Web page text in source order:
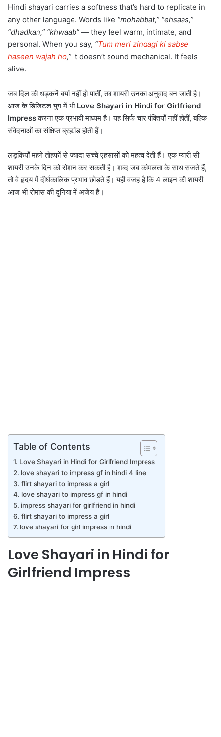
Hindi shayari carries a softness that’s hard to replicate in
any other language. Words like “mohabbat,” “ehsaas,”
“dhadkan,” “khwaab” — they feel warm, intimate, and
personal. When you say, “Tum meri zindagi ki sabse
haseen wajah ho,” it doesn’t sound mechanical. It feels
alive.
जब दिल की धड़कनें बयां नहीं हो पातीं, तब शायरी उनका अनुवाद बन जाती है।
आज के डिजिटल युग में भी Love Shayari in Hindi for Girlfriend
Impressकरना एक प्रभावी माध्यम है। यह सिर्फ चार पंक्तियाँ नहीं होतीं, बल्कि
संवेदनाओं का संक्षिप्त ब्रह्मांड होती हैं।
लड़कियाँ महंगे तोहफों से ज्यादा सच्चे एहसासों को महत्व देती हैं। एक प्यारी सी
शायरी उनके दिन को रोशन कर सकती है। शब्द जब कोमलता के साथ सजते हैं,
तो वे हृदय में दीर्घकालिक प्रभाव छोड़ते हैं। यही वजह है कि 4 लाइन की शायरी
आज भी रोमांस की दुनिया में अजेय है।
Table of Contents
Love Shayari in Hindi for Girlfriend Impress
love shayari to impress gf in hindi 4 line
flirt shayari to impress a girl
love shayari to impress gf in hindi
impress shayari for girlfriend in hindi
flirt shayari to impress a girl
love shayari for girl impress in hindi
Love Shayari in Hindi for
Girlfriend Impress